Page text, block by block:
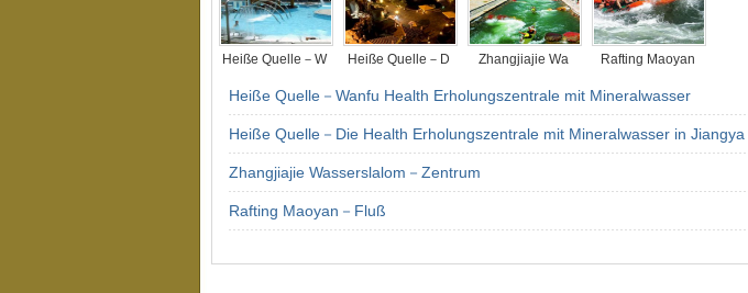
Heiße Quelle－W Heiße Quelle－D Zhangjiajie Wa Rafting Maoyan
Heiße Quelle－Wanfu Health Erholungszentrale mit Mineralwasser
Heiße Quelle－Die Health Erholungszentrale mit Mineralwasser in Jiangya
Zhangjiajie Wasserslalom－Zentrum
Rafting Maoyan－Fluß